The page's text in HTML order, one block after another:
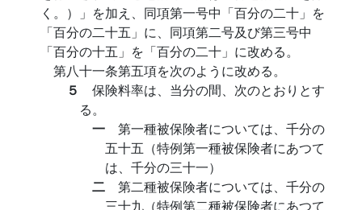
く。）」を加え、同項第一号中「百分の二十」を
「百分の二十五」に、同項第二号及び第三号中
「百分の十五」を「百分の二十」に改める。
第八十一条第五項を次のように改める。
５ 保険料率は、当分の間、次のとおりとす
る。
一 第一種被保険者については、千分の
五十五（特例第一種被保険者にあつて
は、千分の三十一）
二 第二種被保険者については、千分の
三十九（特例第二種被保険者にあつて